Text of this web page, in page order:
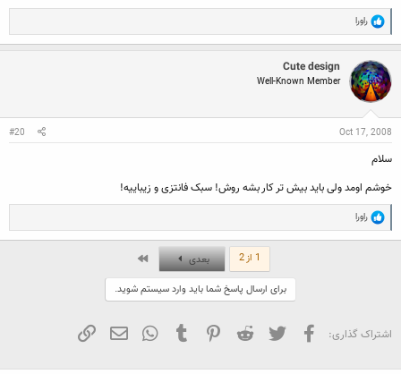
R
e
a
c
t
i
o
n
:
راورا
Cute design
Well-Known Member
Oct 17, 2008
#20
سلام
خوشم اومد ولی باید بیش تر کار بشه روش! سبک فانتزی و زیباییه!
R
e
a
:
راورا
1 از 2 بعدی
برای ارسال پاسخ شما باید وارد سیستم شوید.
اشتراک گذاری: فیسبوک تویتر Reddit
Pinterest
Tumblr
WhatsApp
ایمیل